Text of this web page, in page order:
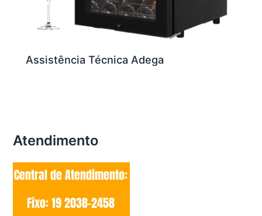
Assistência Técnica Adega
Atendimento